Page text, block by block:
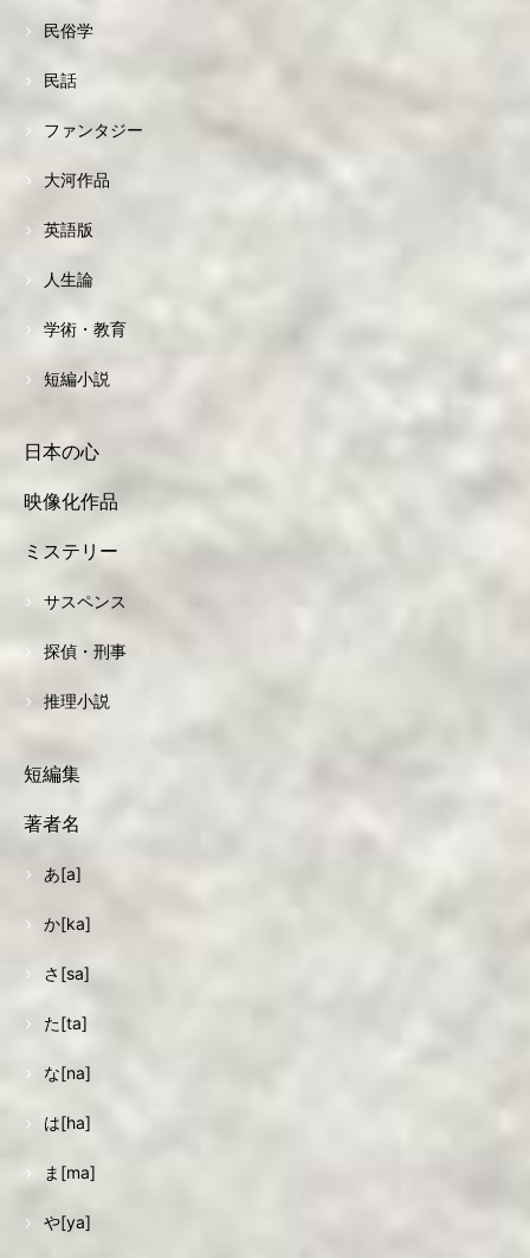
民俗学
民話
ファンタジー
大河作品
英語版
人生論
学術・教育
短編小説
日本の心
映像化作品
ミステリー
サスペンス
探偵・刑事
推理小説
短編集
著者名
あ[a]
か[ka]
さ[sa]
た[ta]
な[na]
は[ha]
ま[ma]
や[ya]